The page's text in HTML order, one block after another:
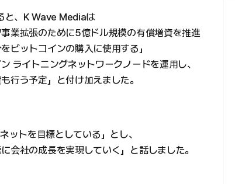
と、K Wave Mediaは
業拡張のために5億ドル規模の有償増資を推進
ビットコインの購入に使用する」
ライトニングネットワークノードを運用し、
行う予定」と付け加えました。
トを目標としている」とし、
会社の成長を実現していく」と話しました。